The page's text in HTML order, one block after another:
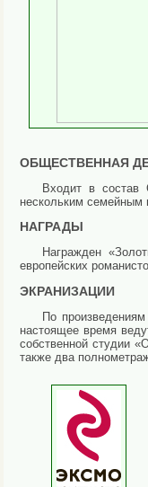
ОБЩЕСТВЕННАЯ
Входит в состав
нескольким семейным
НАГРАДЫ
Награжден
европейских
ЭКРАНИЗАЦИИ
По
настоящее время
собственной студии
также два